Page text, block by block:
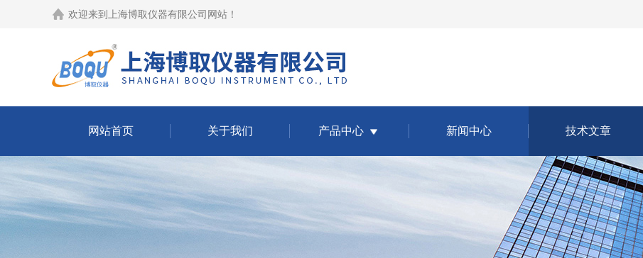
欢迎来到 上海博取仪器有限公司网站 ！
网站首页 关于我们 产品中心 新闻中心 技术文章